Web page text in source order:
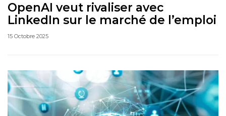
OpenAI veut rivaliser avec
LinkedIn sur le marché de l’emploi
15 Octobre 2025